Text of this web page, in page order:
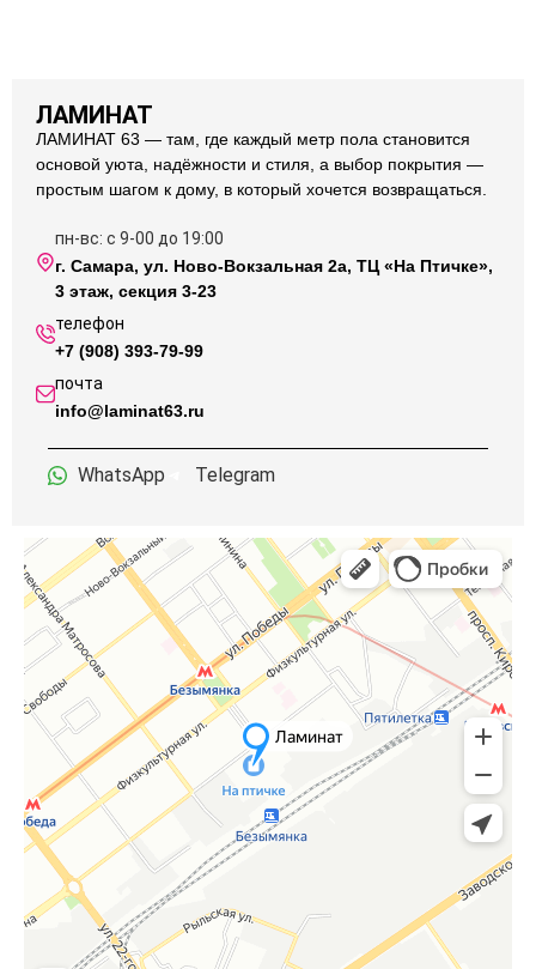
ЛАМИНАТ
ЛАМИНАТ 63 — там, где каждый метр пола становится
основой уюта, надёжности и стиля, а выбор покрытия —
простым шагом к дому, в который хочется возвращаться.
пн-вс: с 9-00 до 19:00
г. Самара, ул. Ново-Вокзальная 2а, ТЦ «На Птичке»,
3 этаж, секция 3-23
телефон
+7 (908) 393-79-99
почта
info@laminat63.ru
WhatsApp Telegram